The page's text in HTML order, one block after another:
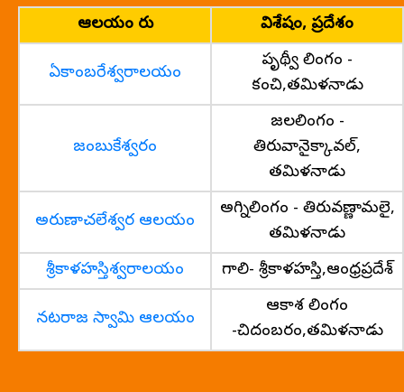
ఆలయం పేరు విశేషం, ప్రదేశం
ఏకాంబరేశ్వరాలయం
పృథ్వీ లింగం -
కంచి,తమిళనాడు
జంబుకేశ్వరం
జలలింగం -
తిరువానైక్కావల్,
తమిళనాడు
అరుణాచలేశ్వర ఆలయం
అగ్నిలింగం - తిరువణ్ణామలై,
తమిళనాడు
శ్రీకాళహస్తిశ్వరాలయం
గాలి- శ్రీకాళహస్తి,ఆంధ్రప్రదేశ్
నటరాజ స్వామి ఆలయం
ఆకాశ లింగం
-చిదంబరం,తమిళనాడు